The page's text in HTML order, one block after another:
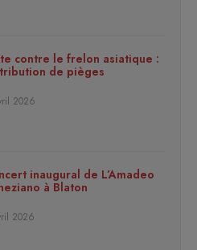
contre le frelon asiatique :
de pièges
2026
inaugural de L’Amadeo
à Blaton
2026